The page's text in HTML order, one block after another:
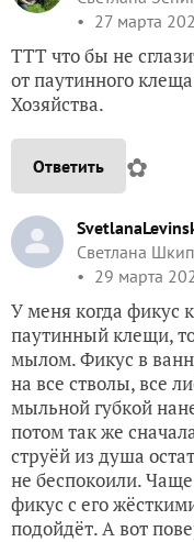
27 марта
ТТТ что бы не
от паутинного
Хозяйства.
Ответить ✿
Светлана
29 марта
У меня когда фикус
паутинный клещи,
мылом. Фикус в
на все стволы, все
мыльной губкой
потом так же
струёй из душа
не беспокоили.
фикус с его
подойдёт. А вот